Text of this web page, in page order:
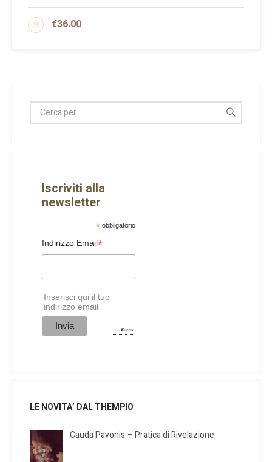
€36.00
AGGIUNGI AL CARRELLO
Iscriviti alla
newsletter
*obbligatorio
Indirizzo Email*
Inserisci qui il tuo
indirizzo email
LE NOVITA’ DAL THEMPIO
Cauda Pavonis – Pratica di Rivelazione